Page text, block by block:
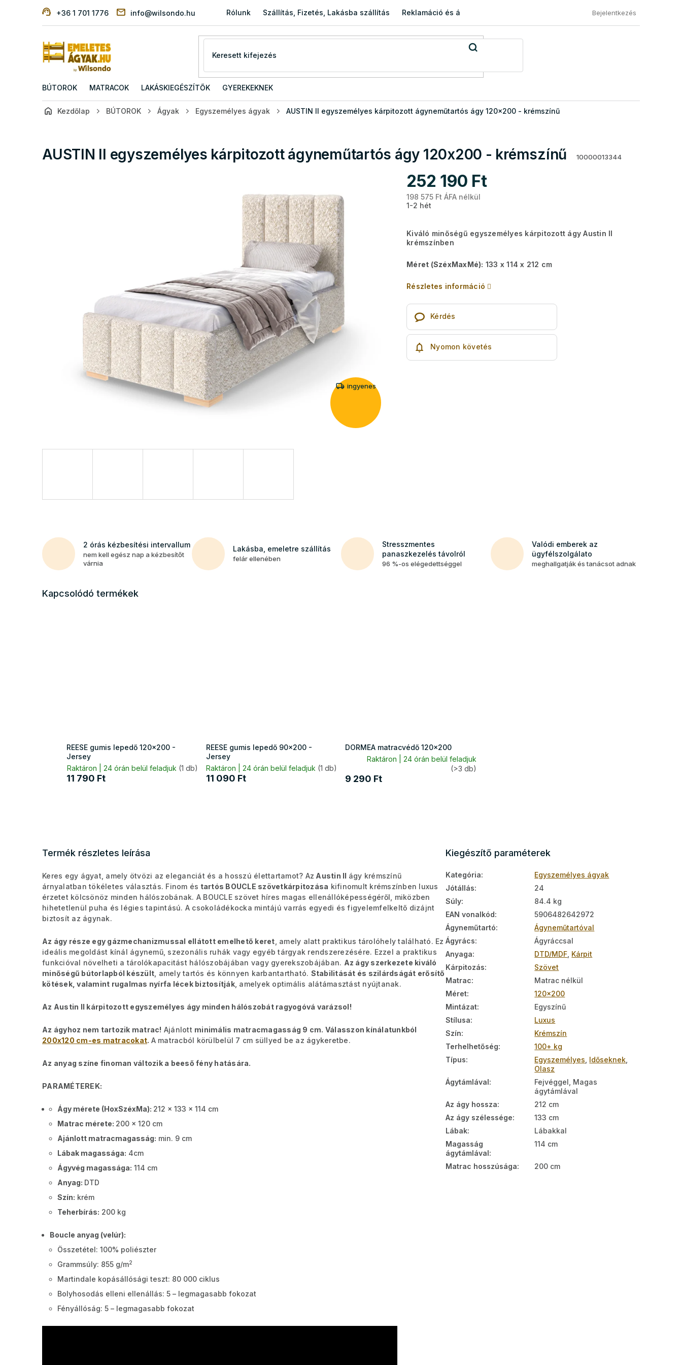
+36 1 701 1776 info@wilsondo.hu Rólunk Szállítás, Fizetés, Lakásba szállítás Reklamáció és áru visszaküldése Általános Szerződési Feltételek
Bejelentkezés
BÚTOROK MATRACOK LAKÁSKIEGÉSZÍTŐK GYEREKEKNEK
Kezdőlap BÚTOROK Ágyak Egyszemélyes ágyak AUSTIN II egyszemélyes kárpitozott ágyneműtartós ágy 120x200 - krémszínű
AUSTIN II egyszemélyes kárpitozott ágyneműtartós ágy 120x200 - krémszínű 10000013344
ingyenes
252 190 Ft
198 575 Ft ÁFA nélkül
1-2 hét
Kiváló minőségű egyszemélyes kárpitozott ágy Austin II
krémszínben
Méret (SzéxMaxMé): 133 x 114 x 212 cm
Részletes információ
Kérdés
Nyomon követés
2 órás kézbesítési intervallum
nem kell egész nap a kézbesítőt
várnia
Lakásba, emeletre szállítás
felár ellenében
Stresszmentes
panaszkezelés távolról
96 %-os elégedettséggel
Valódi emberek az
ügyfélszolgálato
meghallgatják és tanácsot adnak
Kapcsolódó termékek
REESE gumis lepedő 120x200 -
Jersey
Raktáron | 24 órán belül feladjuk (1 db)
11 790 Ft
REESE gumis lepedő 90x200 -
Jersey
Raktáron | 24 órán belül feladjuk (1 db)
11 090 Ft
DORMEA matracvédő 120x200
Raktáron | 24 órán belül feladjuk
(>3 db)
9 290 Ft
Termék részletes leírása
Keres egy ágyat, amely ötvözi az eleganciát és a hosszú élettartamot? Az Austin II ágy krémszínű
árnyalatban tökéletes választás. Finom és tartós BOUCLE szövetkárpitozása kifinomult krémszínben luxus
érzetet kölcsönöz minden hálószobának. A BOUCLE szövet híres magas ellenállóképességéről, miközben
hihetetlenül puha és légies tapintású. A csokoládékocka mintájú varrás egyedi és figyelemfelkeltő dizájnt
biztosít az ágynak.
Az ágy része egy gázmechanizmussal ellátott emelhető keret , amely alatt praktikus tárolóhely található. Ez
ideális megoldást kínál ágynemű, szezonális ruhák vagy egyéb tárgyak rendszerezésére. Ezzel a praktikus
funkcióval növelheti a tárolókapacitást hálószobájában vagy gyerekszobájában. Az ágy szerkezete kiváló
minőségű bútorlapból készült , amely tartós és könnyen karbantartható. Stabilitását és szilárdságát erősítő
kötések, valamint rugalmas nyírfa lécek biztosítják, amelyek optimális alátámasztást nyújtanak.
Az Austin II kárpitozott egyszemélyes ágy minden hálószobát ragyogóvá varázsol!
Az ágyhoz nem tartozik matrac! Ajánlott minimális matracmagasság 9 cm. Válasszon kínálatunkból
200x120 cm-es matracokat. A matracból körülbelül 7 cm süllyed be az ágykeretbe.
Az anyag színe finoman változik a beeső fény hatására.
PARAMÉTEREK:
Ágy mérete (HoxSzéxMa): 212 x 133 x 114 cm
Matrac mérete: 200 x 120 cm
Ajánlott matracmagasság: min. 9 cm
Lábak magassága: 4cm
Ágyvég magassága: 114 cm
Anyag: DTD
Szín: krém
Teherbírás: 200 kg
Boucle anyag (velúr):
Összetétel: 100% poliészter
Grammsúly: 855 g/m2
Martindale kopásállósági teszt: 80 000 ciklus
Bolyhosodás elleni ellenállás: 5 – legmagasabb fokozat
Fényállóság: 5 – legmagasabb fokozat
Kiegészítő paraméterek
Kategória:
Egyszemélyes ágyak
Jótállás:
24
Súly:
84.4 kg
EAN vonalkód:
5906482642972
Ágyneműtartó:
Ágyneműtartóval
Ágyrács:
Ágyráccsal
Anyaga: DTD/MDF Kárpit
Kárpitozás:
Szövet
Matrac:
Matrac nélkül
Méret:
120x200
Mintázat:
Egyszínű
Stílusa:
Luxus
Szín:
Krémszín
Terhelhetőség:
100+ kg
Típus: Egyszemélyes Időseknek
Olasz
Ágytámlával:
Fejvéggel, Magas
ágytámlával
Az ágy hossza:
212 cm
Az ágy szélessége:
133 cm
Lábak:
Lábakkal
Magasság
ágytámlával:
114 cm
Matrac hosszúsága: 200 cm